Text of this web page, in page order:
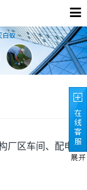
厂区车间、配电